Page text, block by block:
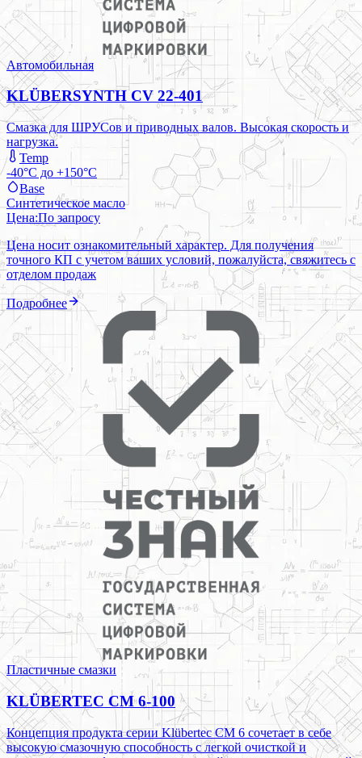
Автомобильная
KLÜBERSYNTH CV 22-401
Смазка для ШРУСов и приводных валов. Высокая скорость и
нагрузка.
Temp
-40°C до +150°C
Base
Синтетическое масло
Цена:По запросу
Цена носит ознакомительный характер. Для получения
точного КП с учетом ваших условий, пожалуйста, свяжитесь с
отделом продаж
Подробнее
Пластичные смазки
KLÜBERTEC CM 6-100
Концепция продукта серии Klübertec CM 6 сочетает в себе
высокую смазочную способность с легкой очисткой и